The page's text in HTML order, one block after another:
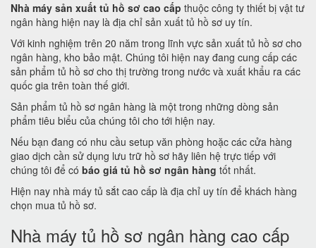
Nhà máy sản xuất tủ hồ sơ cao cấp thuộc công ty thiết bị vật tư
ngân hàng hiện nay là địa chỉ sản xuất tủ hồ sơ uy tín.
Với kinh nghiệm trên 20 năm trong lĩnh vực sản xuất tủ hồ sơ cho
ngân hàng, kho bảo mật. Chúng tôi hiện nay đang cung cấp các
sản phẩm tủ hồ sơ cho thị trường trong nước và xuất khẩu ra các
quốc gia trên toàn thế giới.
Sản phẩm tủ hồ sơ ngân hàng là một trong những dòng sản
phẩm tiêu biểu của chúng tôi cho tới hiện nay.
Nếu bạn đang có nhu cầu setup văn phòng hoặc các cửa hàng
giao dịch cần sử dụng lưu trữ hồ sơ hãy liên hệ trực tiếp với
chúng tôi để có báo giá tủ hồ sơ ngân hàng tốt nhất.
Hiện nay nhà máy tủ sắt cao cấp là địa chỉ uy tín để khách hàng
chọn mua tủ hồ sơ.
Nhà máy tủ hồ sơ ngân hàng cao cấp